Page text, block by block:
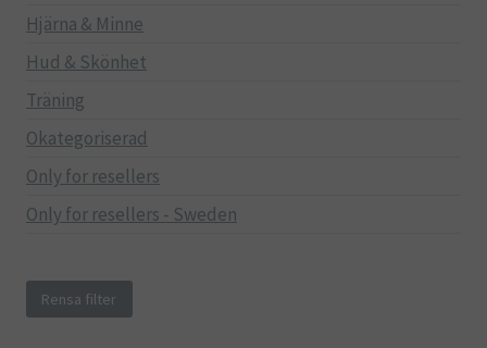
Hjärna & Minne
Hud & Skönhet
Träning
Okategoriserad
Only for resellers
Only for resellers - Sweden
Rensa filter